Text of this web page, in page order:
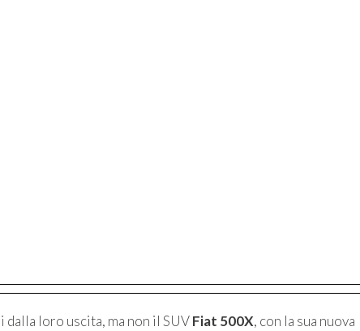
loro uscita, ma non il SUVFiat 500X, con la sua nuova